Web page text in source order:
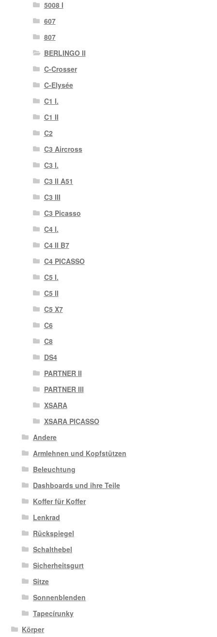
5008 I
607
807
BERLINGO II
C-Crosser
C-Elysée
C1 I.
C1 II
C2
C3 Aircross
C3 I.
C3 II A51
C3 III
C3 Picasso
C4 I.
C4 II B7
C4 PICASSO
C5 I.
C5 II
C5 X7
C6
C8
DS4
PARTNER II
PARTNER III
XSARA
XSARA PICASSO
Andere
Armlehnen und Kopfstützen
Beleuchtung
Dashboards und ihre Teile
Koffer für Koffer
Lenkrad
Rückspiegel
Schalthebel
Sicherheitsgurt
Sitze
Sonnenblenden
Tapecírunky
Körper